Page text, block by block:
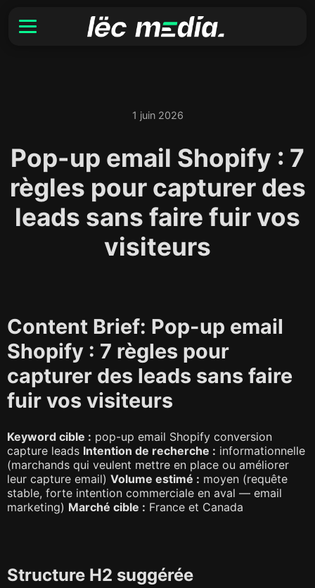
1 juin 2026
Pop-up email Shopify : 7
règles pour capturer des
leads sans faire fuir vos
visiteurs
Content Brief: Pop-up email
Shopify : 7 règles pour
capturer des leads sans faire
fuir vos visiteurs
Keyword cible : pop-up email Shopify conversion
capture leads Intention de recherche : informationnelle
(marchands qui veulent mettre en place ou améliorer
leur capture email) Volume estimé : moyen (requête
stable, forte intention commerciale en aval — email
marketing) Marché cible : France et Canada
Structure H2 suggérée